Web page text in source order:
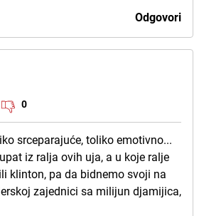
Odgovori
0
srceparajuće, toliko emotivno...
iz ralja ovih uja, a u koje ralje
klinton, pa da bidnemo svoji na
zajednici sa milijun djamijica,